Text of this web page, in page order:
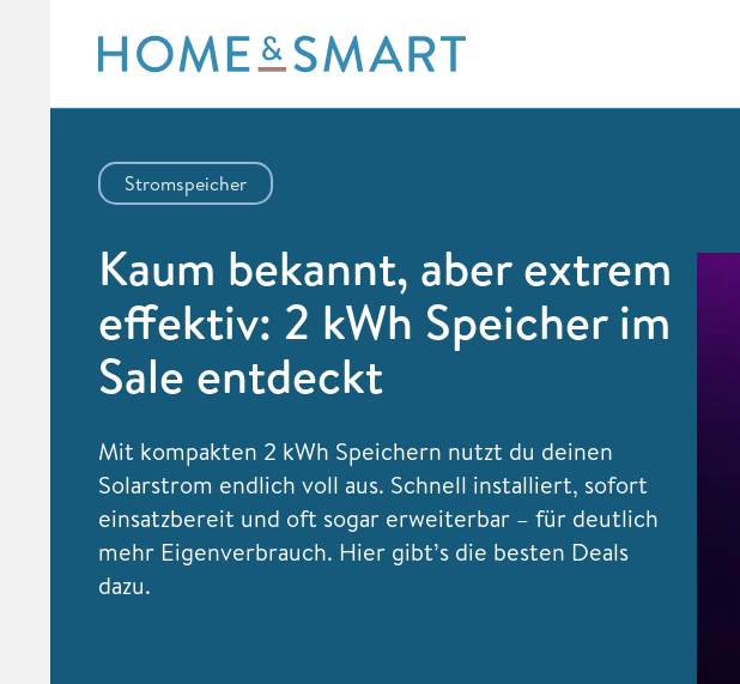
content
Stromspeicher
Kaum bekannt, aber extrem
effektiv: 2 kWh Speicher im
Sale entdeckt
Mit kompakten 2 kWh Speichern nutzt du deinen
Solarstrom endlich voll aus. Schnell installiert, sofort
einsatzbereit und oft sogar erweiterbar – für deutlich
mehr Eigenverbrauch. Hier gibt’s die besten Deals
dazu.